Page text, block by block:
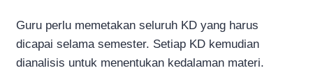
Guru perlu memetakan seluruh KD yang harus
dicapai selama semester. Setiap KD kemudian
dianalisis untuk menentukan kedalaman materi.